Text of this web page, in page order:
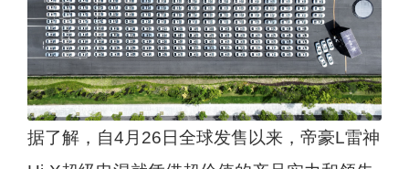
据了解，自4月26日全球发售以来，帝豪L雷神